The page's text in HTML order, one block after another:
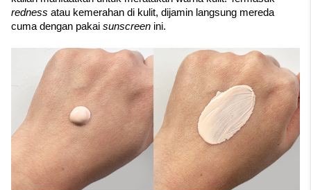
redness atau kemerahan di kulit, dijamin langsung mereda
cuma dengan pakai sunscreen ini.